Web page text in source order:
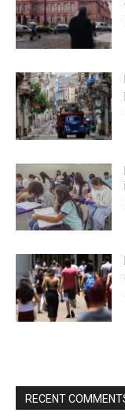
RECENT